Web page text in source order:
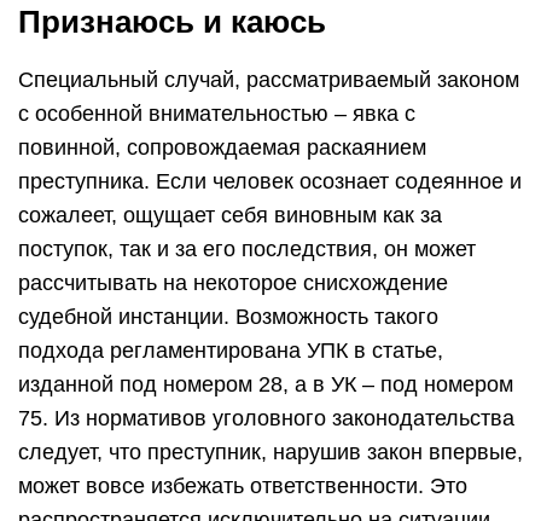
Признаюсь и каюсь
Специальный случай, рассматриваемый законом
с особенной внимательностью – явка с
повинной, сопровождаемая раскаянием
преступника. Если человек осознает содеянное и
сожалеет, ощущает себя виновным как за
поступок, так и за его последствия, он может
рассчитывать на некоторое снисхождение
судебной инстанции. Возможность такого
подхода регламентирована УПК в статье,
изданной под номером 28, а в УК – под номером
75. Из нормативов уголовного законодательства
следует, что преступник, нарушив закон впервые,
может вовсе избежать ответственности. Это